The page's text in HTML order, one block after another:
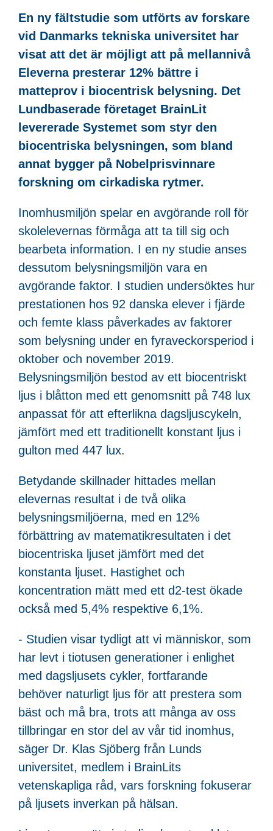
En ny fältstudie som utförts av forskare
vid Danmarks tekniska universitet har
visat att det är möjligt att på mellannivå
Eleverna presterar 12% bättre i
matteprov i biocentrisk belysning. Det
Lundbaserade företaget BrainLit
levererade Systemet som styr den
biocentriska belysningen, som bland
annat bygger på Nobelprisvinnare
forskning om cirkadiska rytmer.
Inomhusmiljön spelar en avgörande roll för
skolelevernas förmåga att ta till sig och
bearbeta information. I en ny studie anses
dessutom belysningsmiljön vara en
avgörande faktor. I studien undersöktes hur
prestationen hos 92 danska elever i fjärde
och femte klass påverkades av faktorer
som belysning under en fyraveckorsperiod i
oktober och november 2019.
Belysningsmiljön bestod av ett biocentriskt
ljus i blåtton med ett genomsnitt på 748 lux
anpassat för att efterlikna dagsljuscykeln,
jämfört med ett traditionellt konstant ljus i
gulton med 447 lux.
Betydande skillnader hittades mellan
elevernas resultat i de två olika
belysningsmiljöerna, med en 12%
förbättring av matematikresultaten i det
biocentriska ljuset jämfört med det
konstanta ljuset. Hastighet och
koncentration mätt med ett d2-test ökade
också med 5,4% respektive 6,1%.
- Studien visar tydligt att vi människor, som
har levt i tiotusen generationer i enlighet
med dagsljusets cykler, fortfarande
behöver naturligt ljus för att prestera som
bäst och må bra, trots att många av oss
tillbringar en stor del av vår tid inomhus,
säger Dr. Klas Sjöberg från Lunds
universitet, medlem i BrainLits
vetenskapliga råd, vars forskning fokuserar
på ljusets inverkan på hälsan.